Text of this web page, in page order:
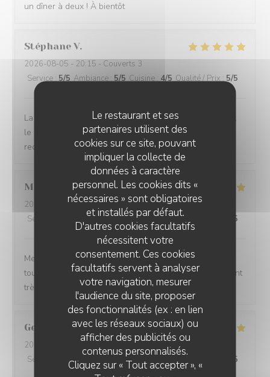
Le restaurant et ses
partenaires utilisent des
cookies sur ce site, pouvant
impliquer la collecte de
données à caractère
personnel. Les cookies dits «
nécessaires » sont obligatoires
et installés par défaut.
D'autres cookies facultatifs
nécessitent votre
consentement. Ces cookies
facultatifs servent à analyser
votre navigation, mesurer
l'audience du site, proposer
des fonctionnalités (ex : en lien
avec les réseaux sociaux) ou
afficher des publicités ou
contenus personnalisés.
Cliquez sur « Tout accepter », «
un dîner à deux ! À bientôt
Stéphane V
2026-08-05 - 20:15 - Couverts 3
Service:5/5 Ambiance:5/5 Cuisine:4/5 Qualité / Prix: 5/5
La cuisine est délicieuse, les vins tout à fait bien choisis,
le cadre très agréable et l'équipe très sympa ! Je
recommande !
Maelle
2026-08-05 - 19:45 - Couverts 2
Service
Ambiance:5/5 Cuisine:5/5 Qualité / Prix /5
Menus variés, changeant en fonction des saisons et
toujours réfléchis, et excellents. Le service est également
très agréable avec un sommelier de très bon conseil.
Georges S
2026-08-04
- 19:15 - Couverts 2
Service
/5 Ambiance Cuisine Qualité / Prix /5